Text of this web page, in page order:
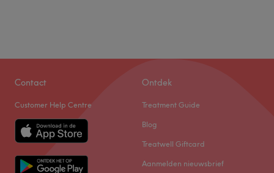
Contact
Customer Help Centre
Ontdek
Treatment Guide
Blog
Treatwell Giftcard
Aanmelden nieuwsbrief